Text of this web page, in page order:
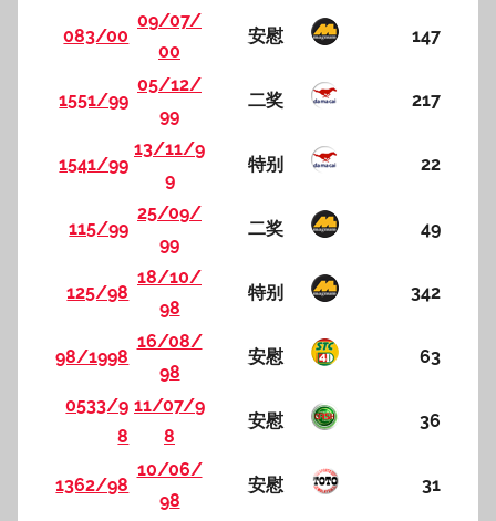
083/00
09/07/
00
安慰 147
1551/99
05/12/
99
二奖 217
1541/99
13/11/9
9
特别 22
115/99
25/09/
99
二奖 49
125/98
18/10/
98
特别 342
98/1998
16/08/
98
安慰 63
0533/9
8
11/07/9
8
安慰 36
1362/98
10/06/
98
安慰 31